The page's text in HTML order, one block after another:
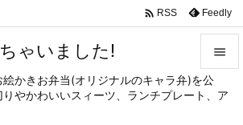
ゃいました!
かきお弁当(オリジナルのキャラ弁)を公
やかわいいスィーツ、ランチプレート、ア


メニュ
 RSS Feedly